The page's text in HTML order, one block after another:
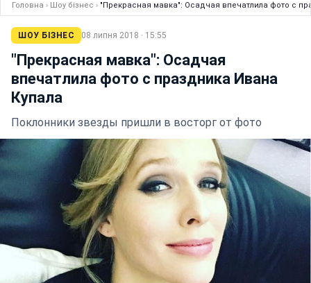
Головна › Шоу бізнес › "Прекрасная мавка": Осадчая впечатлила фото с
ШОУ БІЗНЕС 08 липня 2018 · 15:55
"Прекрасная мавка": Осадчая
впечатлила фото с праздника Ивана
Купала
Поклонники звезды пришли в восторг от фото